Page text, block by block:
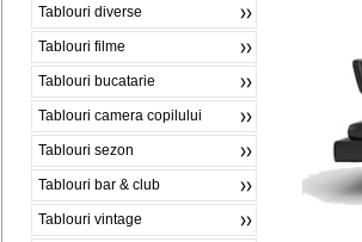
Tablouri diverse
Tablouri filme
Tablouri bucatarie
Tablouri camera copilului
Tablouri sezon
Tablouri bar & club
Tablouri vintage